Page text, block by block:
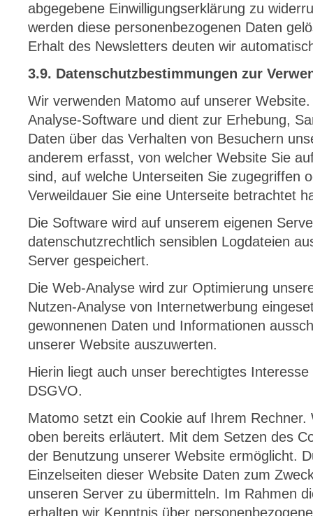
abgegebene Einwilligungserklärung zu
werden diese personenbezogenen Daten
Erhalt des Newsletters deuten wir
3.9. Datenschutzbestimmungen zur
Wir verwenden Matomo auf unserer
Analyse-Software und dient zur Erhebung,
Daten über das Verhalten von Besuchern
anderem erfasst, von welcher Website Sie
sind, auf welche Unterseiten Sie zugegriffen
Verweildauer Sie eine Unterseite betrachtet
Die Software wird auf unserem eigenen
datenschutzrechtlich sensiblen Logdateien
Server gespeichert.
Die Web-Analyse wird zur Optimierung
Nutzen-Analyse von Internetwerbung
gewonnenen Daten und Informationen
unserer Website auszuwerten.
Hierin liegt auch unser berechtigtes
DSGVO.
Matomo setzt ein Cookie auf Ihrem Rechner.
oben bereits erläutert. Mit dem Setzen des
der Benutzung unserer Website ermöglicht.
Einzelseiten dieser Website Daten zum
unseren Server zu übermitteln. Im Rahmen
erhalten wir Kenntnis über